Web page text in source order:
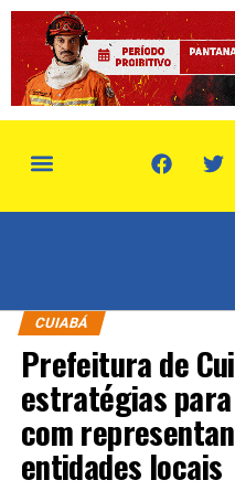
CUIABÁ
Prefeitura de
estratégias
com
entidades locais